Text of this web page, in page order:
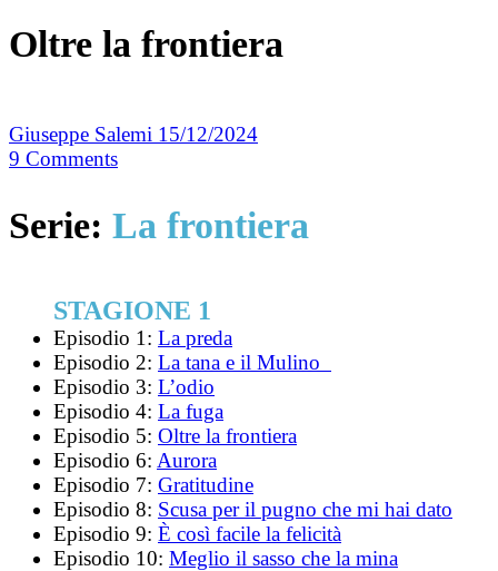
Oltre la frontiera
Giuseppe Salemi 15/12/2024
9 Comments
Serie: La frontiera
STAGIONE 1
Episodio 1: La preda
Episodio 2: La tana e il Mulino
Episodio 3: L’odio
Episodio 4: La fuga
Episodio 5: Oltre la frontiera
Episodio 6: Aurora
Episodio 7: Gratitudine
Episodio 8: Scusa per il pugno che mi hai dato
Episodio 9: È così facile la felicità
Episodio 10: Meglio il sasso che la mina